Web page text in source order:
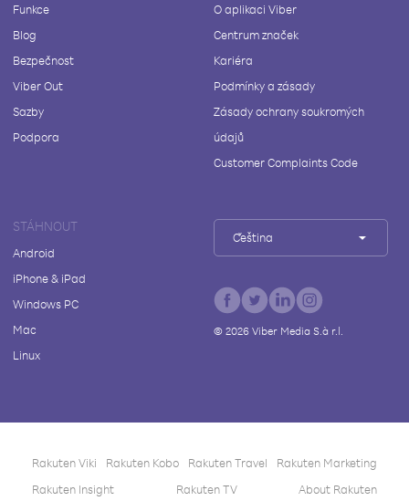
Funkce
Blog
Bezpečnost
Viber Out
Sazby
Podpora
O aplikaci Viber
Centrum značek
Kariéra
Podmínky a zásady
Zásady ochrany soukromých
údajů
Customer Complaints Code
STÁHNOUT
Android
iPhone & iPad
Windows PC
Mac
Linux
Čeština
© 2026Viber Media S.à r.l.
Rakuten Viki Rakuten Kobo Rakuten Travel
Rakuten Marketing
Rakuten Insight
Rakuten TV About Rakuten